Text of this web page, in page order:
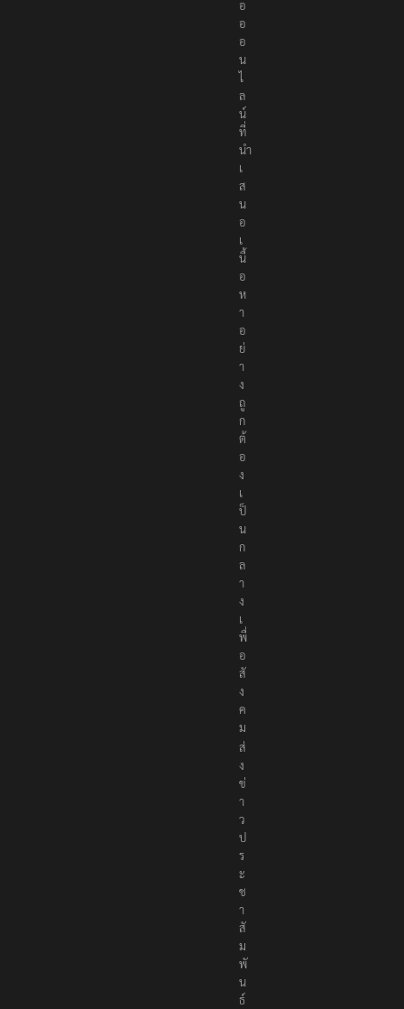
อ
อ
อ
น
ไ
ล
น์
ที่
นำ
เ
ส
น
อ
เ
นื้
อ
ห
า
อ
ย่
า
ง
ถู
ก
ต้
อ
ง
เ
ป็
น
ก
ล
า
ง
เ
พื่
อ
สั
ง
ค
ม
ส่
ง
ข่
า
ว
ป
ร
ะ
ช
า
สั
ม
พั
น
ธ์